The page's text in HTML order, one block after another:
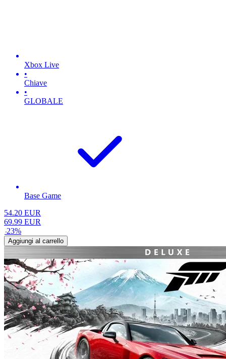
Xbox Live
•
Chiave
•
GLOBALE
Base Game
54.20 EUR
69.99 EUR
-23%
Aggiungi al carrello